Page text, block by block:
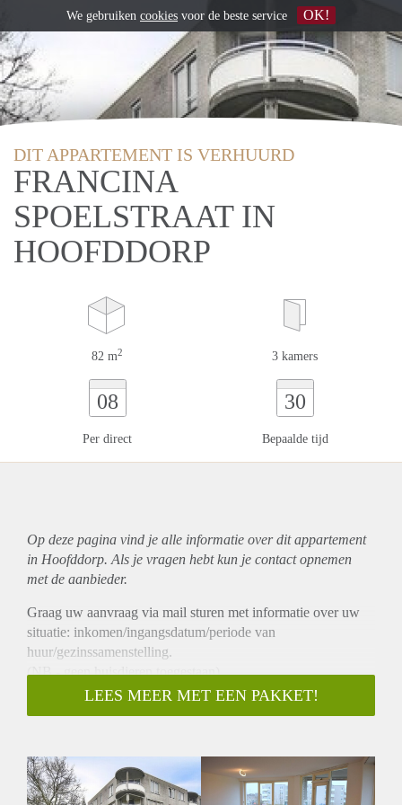
DIT APPARTEMENT IS VERHUURD
FRANCINA
SPOELSTRAAT IN
HOOFDDORP
82 m2 3 kamers
08
Per direct
30
Bepaalde tijd
Op deze pagina vind je alle informatie over ditappartement
in Hoofddorp. Als je vragen hebt kun je contact opnemen
met de aanbieder.
Graag uw aanvraag via mail sturen met informatie over uw
situatie: inkomen/ingangsdatum/periode van
huur/gezinssamenstelling.
(NB - geen huisdieren toegestaan)
Dit goed onderhouden appartement is licht, ruim, heeft 2
slaapkamers en ligt vlakbij het centrum van Hoofddorp. De
Op loopafstand bevinden zich het winkelcentrum
‘Toolenburg’ en de bushalte van de ‘Zuid Tangent’-bus 300
LEES MEER MET EEN PAKKET!
We gebruiken cookies voor de beste service OK!